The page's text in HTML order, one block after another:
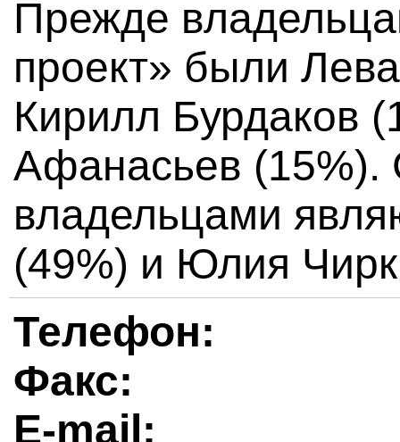
Прежде
проект» были
Кирилл Бурдаков
Афанасьев (15%).
владельцами
(49%) и Юлия
Телефон:
Факс:
E-mail: